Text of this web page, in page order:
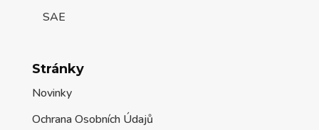
SAE
Stránky
Novinky
Ochrana Osobních Údajů